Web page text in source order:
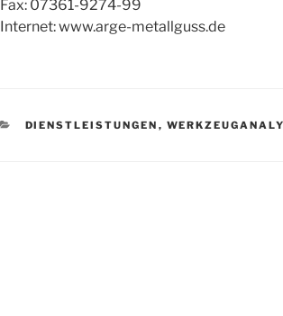
Fax: 07361-9274-99
Internet: www.arge-metallguss.de
KATEGORIEN
DIENSTLEISTUNGEN ,